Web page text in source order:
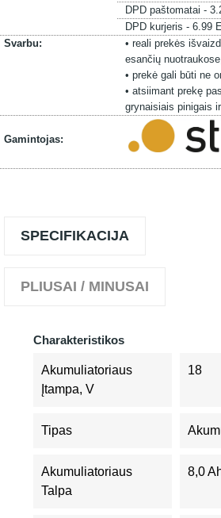
DPD paštomatai -
DPD kurjeris - 6.99
Svarbu:
• reali prekės
esančių
• prekė gali būti ne
• atsiimant prekę
grynaisiais pinigais
Gamintojas:
SPECIFIKACIJA
PLIUSAI / MINUSAI
Charakteristikos
Akumuliatoriaus
Įtampa, V
18
Tipas
Akumuliatoriaus
Talpa
8,0